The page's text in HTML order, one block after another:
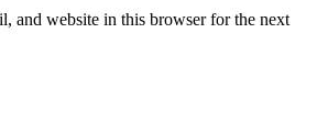
and website in this browser for the next